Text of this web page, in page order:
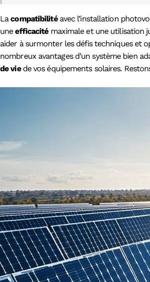
Lacompatibilitéavec l’installation
uneefficacitémaximale et une utilisation
aider à surmonter les défis techniques et
nombreux avantages d’un système bien
de viede vos équipements solaires.